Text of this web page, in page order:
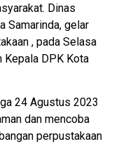
Dinas
Samarinda, gelar
, pada Selasa
Kepala DPK Kota
24 Agustus 2023
dan mencoba
perpustakaan